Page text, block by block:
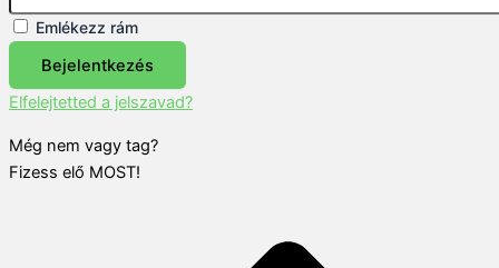
Emlékezz rám
Bejelentkezés
Elfelejtetted a jelszavad?
Még nem vagy tag?
Fizess elő MOST!